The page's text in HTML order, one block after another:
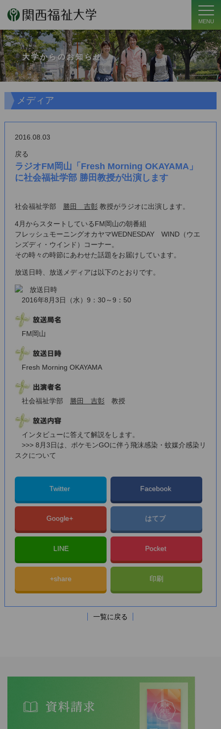
MENU
大学からのお知らせ
メディア
2016.08.03
戻る
ラジオFM岡山「Fresh Morning OKAYAMA」
に社会福祉学部 勝田教授が出演します
社会福祉学部 勝田 吉彰教授がラジオに出演します。
4月からスタートしているFM岡山の朝番組
フレッシュモーニングオカヤマWEDNESDAY WIND（ウエ
ンズディ・ウインド）コーナー。
その時々の時節にあわせた話題をお届けしています。
放送日時、放送メディアは以下のとおりです。
2016年8月3日（水）9：30～9：50
FM岡山
Fresh Morning OKAYAMA
社会福祉学部 勝田 吉彰教授
インタビューに答えて解説をします。
>>> 8月3日は、ポケモンGOに伴う飛沫感染・蚊媒介感染リ
スクについて
Twitter Facebook
Google+ はてブ
LINE Pocket
+share 印刷
一覧に戻る